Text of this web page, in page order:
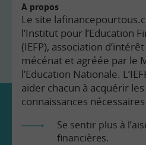
À propos
Le site
l’Institut pour l’Education
(IEFP), association
mécénat et agréée par le
l’Education Nationale.
aider chacun à acquérir
connaissances
Se sentir plus à
financières.